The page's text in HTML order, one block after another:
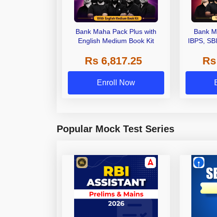
Bank Maha Pack Plus with
English Medium Book Kit
Rs 6,817.25
Enroll Now
Bank
IBPS,
Other
Popular Mock Test Series